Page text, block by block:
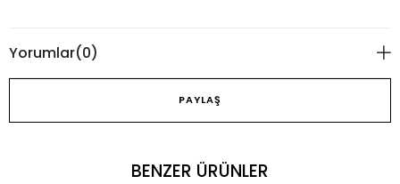
Yorumlar(0)
PAYLAŞ
BENZER ÜRÜNLER